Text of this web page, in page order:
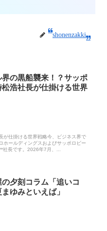
shonenzakki
界の黒船襲来！？サッポ
浩社長が仕掛ける世界
が仕掛ける世界戦略 ​今、ビジネス界で
ホールディングスおよびサッポロビー
社長です。2026年7月、...
の夕刻コラム「追いコ
ゆみといえば」